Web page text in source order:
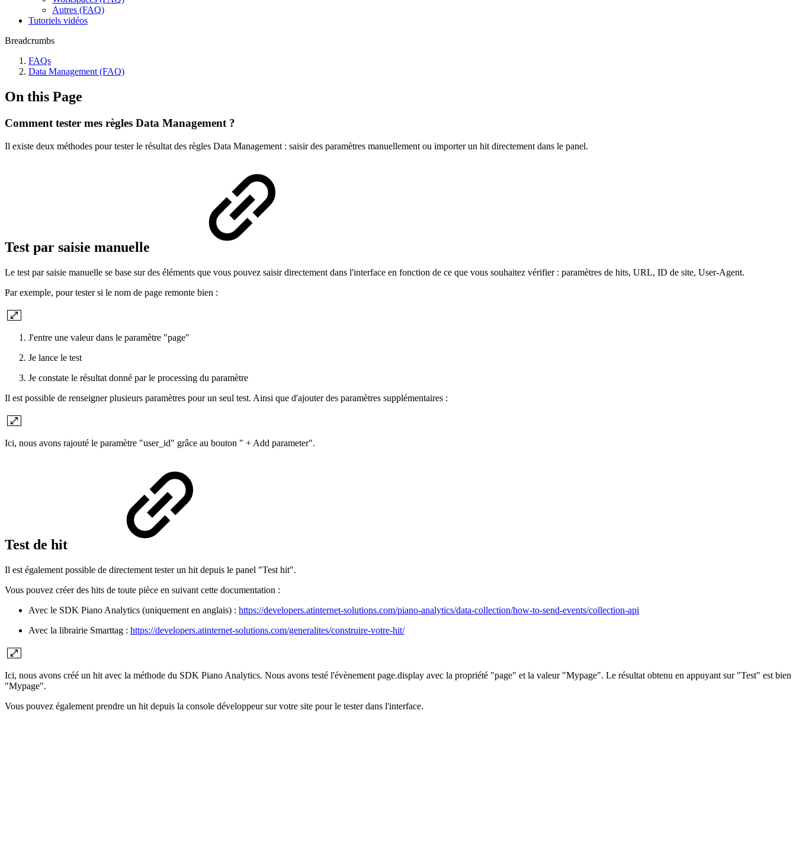
Autres (FAQ)
Tutoriels vidéos
Breadcrumbs
FAQs
Data Management (FAQ)
On this Page
Comment tester mes règles Data Management ?
Il existe deux méthodes pour tester le résultat des règles Data Management : saisir des paramètres manuellement ou importer un hit directement dans le panel.
Test par saisie manuelle
Le test par saisie manuelle se base sur des éléments que vous pouvez saisir directement dans l'interface en fonction de ce que vous souhaitez vérifier : paramètres de hits, URL, ID de site, User-Agent.
Par exemple, pour tester si le nom de page remonte bien :
J'entre une valeur dans le paramètre "page"
Je lance le test
Je constate le résultat donné par le processing du paramètre
Il est possible de renseigner plusieurs paramètres pour un seul test. Ainsi que d'ajouter des paramètres supplémentaires :
Ici, nous avons rajouté le paramètre "user_id" grâce au bouton " + Add parameter".
Test de hit
Il est également possible de directement tester un hit depuis le panel "Test hit".
Vous pouvez créer des hits de toute pièce en suivant cette documentation :
Avec le SDK Piano Analytics (uniquement en anglais) : https://developers.atinternet-solutions.com/piano-analytics/data-collection/how-to-send-events/collection-api
Avec la librairie Smarttag : https://developers.atinternet-solutions.com/generalites/construire-votre-hit/
Ici, nous avons créé un hit avec la méthode du SDK Piano Analytics. Nous avons testé l'évènement page.display avec la propriété "page" et la valeur "Mypage". Le résultat obtenu en appuyant sur "Test" est bien
"Mypage".
Vous pouvez également prendre un hit depuis la console développeur sur votre site pour le tester dans l'interface.